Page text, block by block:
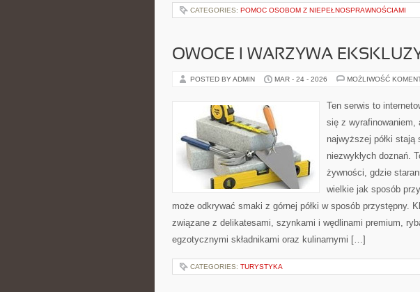
CATEGORIES: POMOC OSOBOM Z NIEPEŁNOSPRAWNOŚCIAMI
OWOCE I WARZYWA
POSTED BY ADMIN MAR - 24 - 2026 MOŻLIWOŚĆ
Ten serwis to
się z wyrafinowaniem,
najwyższej półki
niezwykłych doznań.
żywności, gdzie
wielkie jak sposób
może odkrywać smaki z górnej półki w sposób przystępny.
związane z delikatesami, szynkami i wędlinami premium,
egzotycznymi składnikami oraz kulinarnymi […]
CATEGORIES: TURYSTYKA